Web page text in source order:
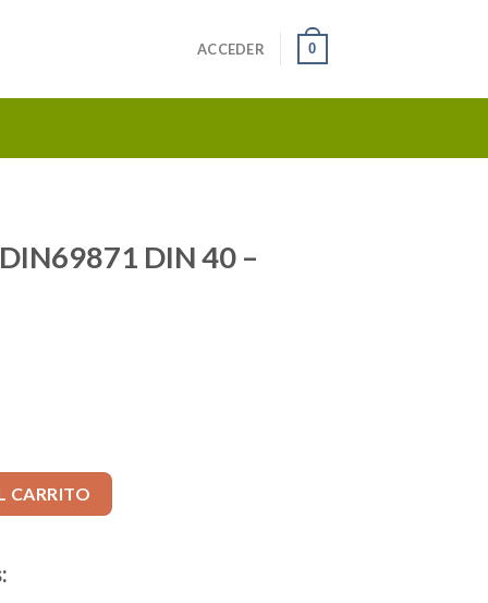
ACCEDER 0
DIN 40 –
- F22L L=120mm cantidad
CARRITO